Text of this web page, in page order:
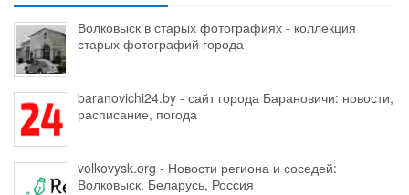
Волковыск в старых фотографиях - коллекция
старых фотографий города
baranovichi24.by - сайт города Барановичи: новости,
расписание, погода
volkovysk.org - Новости региона и соседей:
Волковыск, Беларусь, Россия